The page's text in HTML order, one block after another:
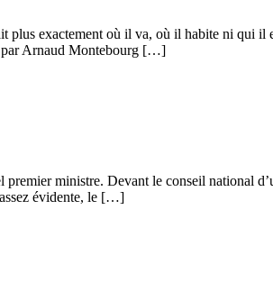
plus exactement où il va, où il habite ni qui il
par Arnaud Montebourg […]
ministre. Devant le conseil national
évidente, le […]